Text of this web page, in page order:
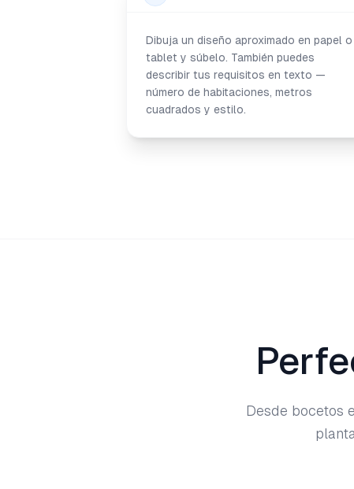
Dibuja un diseño aproximado en papel o
tablet y súbelo. También puedes
describir tus requisitos en texto —
número de habitaciones, metros
cuadrados y estilo.
Desde bocetos